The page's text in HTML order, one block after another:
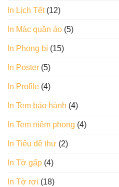
In Lịch Tết(12)
In Mác quần áo (5)
In Phong bì (15)
In Poster (5)
In Profile (4)
In Tem bảo hành (4)
In Tem niêm phong (4)
In Tiêu đề thư (2)
In Tờ gấp (4)
In Tờ rơi (18)